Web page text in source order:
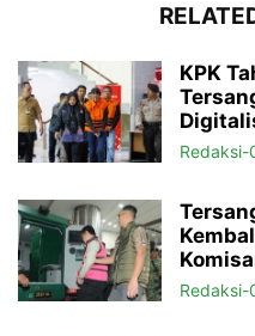
KPK
Redaksi-
Redaksi-